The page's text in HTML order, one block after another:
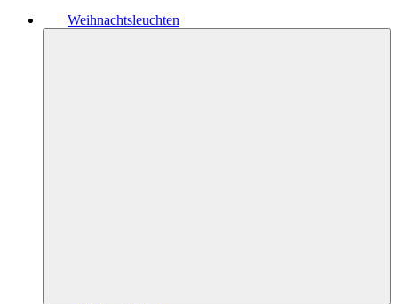
Weihnachtsleuchten